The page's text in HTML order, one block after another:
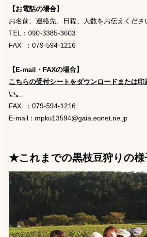
【お電話の場合】
お名前、連絡先、日程、人数をお伝えくださ
TEL：090-3385-3603
FAX ：079-594-1216
【E-mail・FAXの場合】
こちらの受付シートをダウンロードまたは印
い。
FAX ：079-594-1216
E-mail： mpku13594@gaia.eonet.ne.jp
★これまでの黒枝豆狩りの